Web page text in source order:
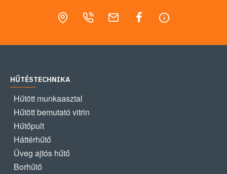
HŰTÉSTECHNIKA
Hűtött munkaasztal
Hűtött bemutató vitrin
Hűtőpult
Háttérhűtő
Üveg ajtós hűtő
Borhűtő